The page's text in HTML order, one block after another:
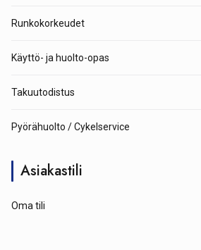
Runkokorkeudet
Käyttö- ja huolto-opas
Takuutodistus
Pyörähuolto / Cykelservice
Asiakastili
Oma tili